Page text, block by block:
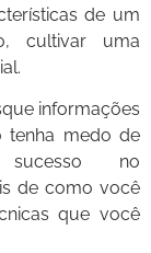
de um
cultivar uma
informações
tenha medo de
no
de como você
que você